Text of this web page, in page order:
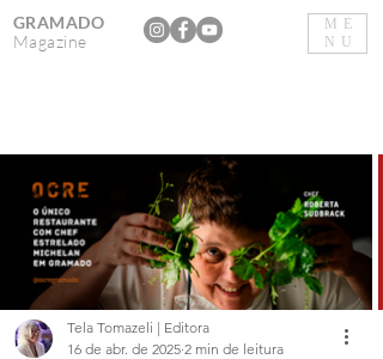
ME
NU
GRAMADO
Magazine
Tela Tomazeli | Editora
16 de abr. de 2025 2 min de leitura